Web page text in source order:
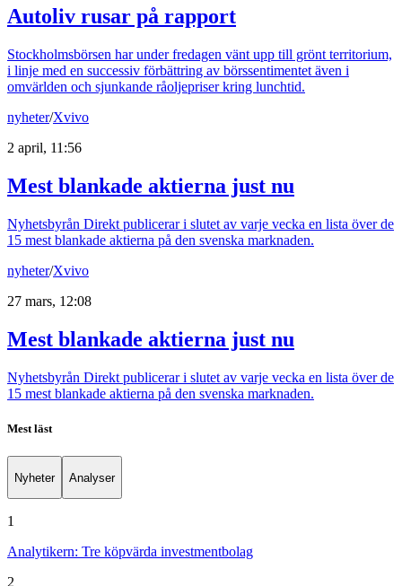
Autoliv rusar på rapport
Stockholmsbörsen har under fredagen vänt upp till grönt territorium,
i linje med en successiv förbättring av börssentimentet även i
omvärlden och sjunkande råoljepriser kring lunchtid.
nyheter/Xvivo
2 april, 11:56
Mest blankade aktierna just nu
Nyhetsbyrån Direkt publicerar i slutet av varje vecka en lista över de
15 mest blankade aktierna på den svenska marknaden.
nyheter/Xvivo
27 mars, 12:08
Mest blankade aktierna just nu
Nyhetsbyrån Direkt publicerar i slutet av varje vecka en lista över de
15 mest blankade aktierna på den svenska marknaden.
Mest läst
Nyheter Analyser
1
Analytikern: Tre köpvärda investmentbolag
2